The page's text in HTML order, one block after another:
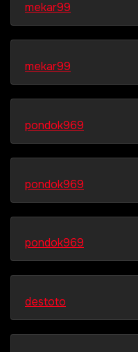
mekar99
mekar99
pondok969
pondok969
pondok969
destoto